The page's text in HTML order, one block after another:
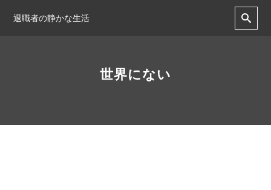
退職者の静かな生活
世界にない